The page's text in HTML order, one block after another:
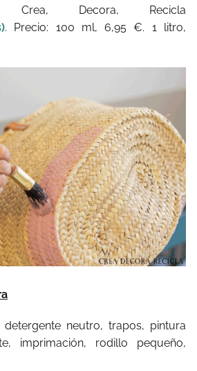
Crea, Decora, Recicla
. Precio: 100 ml, 6,95 €. 1 litro,
detergente neutro, trapos, pintura
imprimación, rodillo pequeño,